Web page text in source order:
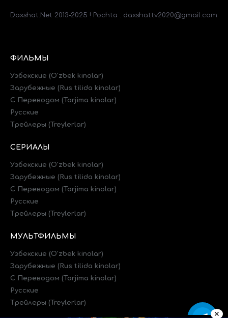
Daxshat.Net 2013-2025 ! Pochta : daxshattv2020@gmail.com
ФИЛЬМЫ
Узбекские (O'zbek kinolar)
Зарубежные (Rus tilida kinolar)
C Переводом (Tarjima kinolar)
Русские
Трейлеры (Treylerlar)
СЕРИАЛЫ
Узбекские (O'zbek kinolar)
Зарубежные (Rus tilida kinolar)
C Переводом (Tarjima kinolar)
Русские
Трейлеры (Treylerlar)
МУЛЬТФИЛЬМЫ
Узбекские (O'zbek kinolar)
Зарубежные (Rus tilida kinolar)
C Переводом (Tarjima kinolar)
Русские
Трейлеры (Treylerlar)
✕